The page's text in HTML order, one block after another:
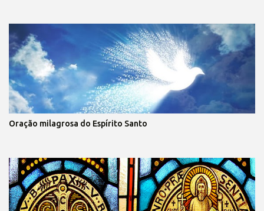
Oração milagrosa do Espírito Santo